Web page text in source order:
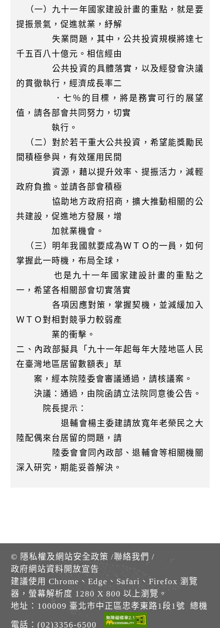
（一）九十一年國家建設計畫的重點，就是要
提振景氣，促進就業，紓解
失業問題，其中，公共投資規模將達七
千五百八十億元。相信經由
公共投資的具體落實，以及經發會決議
的貫徹執行，經濟成長率二
．七％的目標，將是務實可行的展望
值，請各部會共同努力，切實
執行。
（二）對於若干重大公共投資，希望能獎勵民
間積極參與，有效運用民間
資源，藉以提升效率、提振活力，減輕
政府負擔。並請各部會積極
協助地方政府招商，擴大推動相關的公
共建設，促進地方發展，增
加就業機會。
（三）明年我國就要成為ＷＴＯ的一員，如何
掌握此一時機，布局全球，
也是九十一年國家建設計畫的重點之
一，希望各相關部會切實落實
各項因應對策，掌握契機，並減緩加入
ＷＴＯ對相對競爭力較弱產
業的衝擊。
二、內政部擬具「九十一年起每年大陸地區人民
在臺灣地區居留數額表」草
案，經本院陸委會審議通過，請核議案。
決議：通過，由院函請立法院同意後公告。
院長提示：
退輔會楊主委建請放寬年老榮民之大
陸配偶來台居留的問題，請
陸委會會同內政部、退輔會等相關機關
深入研究，期能妥善解決。
© 隱私權及網站安全政策 /聯絡我們 /
政府網站資料開放宣告
建議使用 Chrome、Edge、Safari、Firefox 瀏覽
器，螢幕解析度 1280 X 800 以上瀏覽。
地址：100009 臺北市中正區忠孝東路1段1號 總機
電話：(02)3356-6500